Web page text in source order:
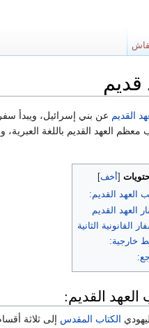
قديم
القديم عن بني إسرائيل، ويبدأ
معظم العهد القديم باللغة العبرية،
أخف
العهد القديم:
العهد القديم
القانونية الثانية
خارجية:
العهد القديم:
الكتاب المقدس إلى ثلاثة